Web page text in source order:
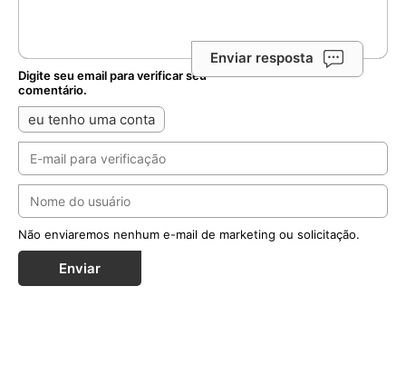
Enviar resposta
Digite seu email para verificar seu
comentário.
eu tenho uma conta
Não enviaremos nenhum e-mail de marketing ou solicitação.
Enviar